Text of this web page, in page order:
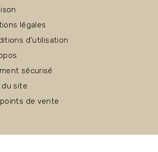
légales
d'utilisation
sécurisé
du site
de vente